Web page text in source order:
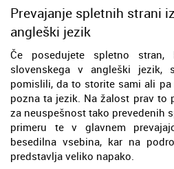
Prevajanje spletnih strani
angleški jezik
Če posedujete spletno
slovenskega v angleški jezik,
pomislili, da to storite sami ali
pozna ta jezik. Na žalost prav to
za neuspešnost tako prevedenih
primeru te v glavnem
besedilna vsebina, kar na
predstavlja veliko napako.